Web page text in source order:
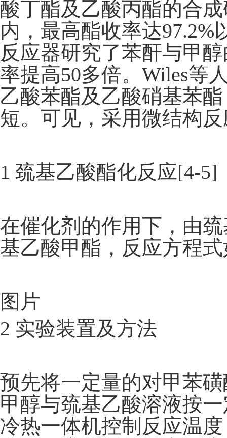
酸丁酯及乙酸丙酯的合
内，最高酯收率达97.2%
反应器研究了苯酐与甲
率提高50多倍。Wiles等
乙酸苯酯及乙酸硝基苯
短。可见，采用微结构
1 巯基乙酸酯化反应[4-5]
在催化剂的作用下，由
基乙酸甲酯，反应方程
图片
2 实验装置及方法
预先将一定量的对甲苯
甲醇与巯基乙酸溶液按
冷热一体机控制反应温